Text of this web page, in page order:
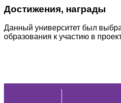
Достижения, награды
Данный университет был
образования к участию в